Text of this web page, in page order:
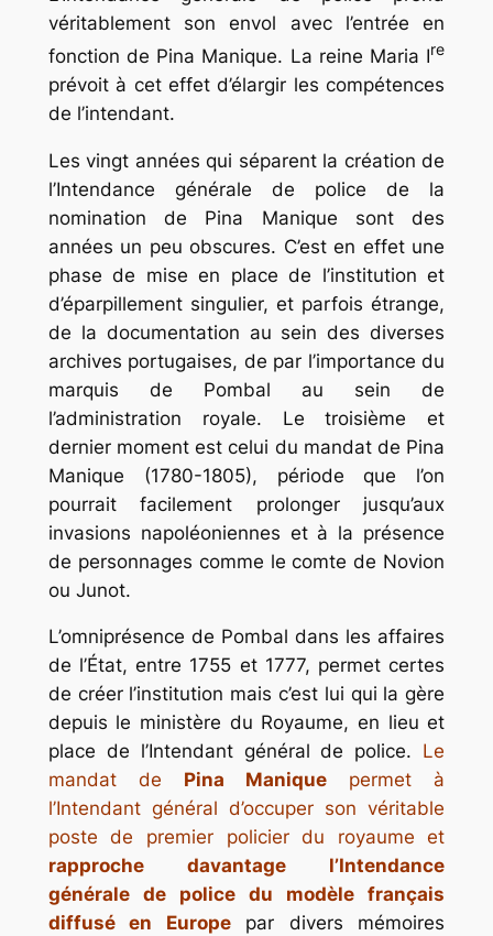
véritablement son envol avec l’entrée en
fonction de Pina Manique. La reine Maria Ire
prévoit à cet effet d’élargir les compétences
de l’intendant.
Les vingt années qui séparent la création de
l’Intendance générale de police de la
nomination de Pina Manique sont des
années un peu obscures. C’est en effet une
phase de mise en place de l’institution et
d’éparpillement singulier, et parfois étrange,
de la documentation au sein des diverses
archives portugaises, de par l’importance du
marquis de Pombal au sein de
l’administration royale. Le troisième et
dernier moment est celui du mandat de Pina
Manique (1780-1805), période que l’on
pourrait facilement prolonger jusqu’aux
invasions napoléoniennes et à la présence
de personnages comme le comte de Novion
ou Junot.
L’omniprésence de Pombal dans les affaires
de l’État, entre 1755 et 1777, permet certes
de créer l’institution mais c’est lui qui la gère
depuis le ministère du Royaume, en lieu et
place de l’Intendant général de police. Le
mandat de Pina Manique permet à
l’Intendant général d’occuper son véritable
poste de premier policier du royaume et
rapproche davantage l’Intendance
générale de police du modèle français
diffusé en Europepar divers mémoires